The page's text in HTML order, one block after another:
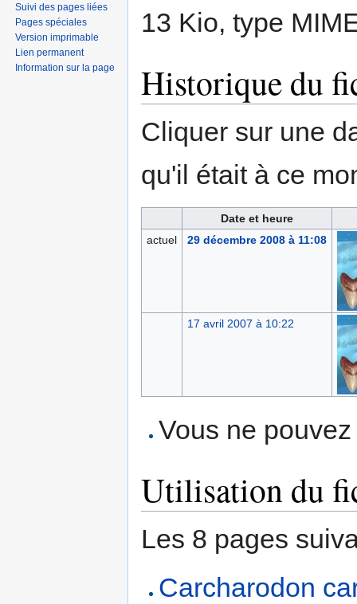
13 Kio, type
Historique du
Cliquer sur une
qu'il était à ce
Date et heure
actuel
29 décembre 2008 à 11:08
17 avril 2007 à 10:22
Vous ne
Utilisation du
Les 8 pages
Carcharodon
Suivi des pages liées
Pages spéciales
Version imprimable
Lien permanent
Information sur la page